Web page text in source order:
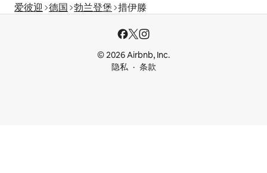
爱彼迎 德国 勃兰登堡 措伊滕
© 2026 Airbnb, Inc.
隐私
条款